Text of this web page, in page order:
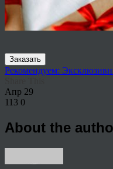
Заказать
Рекомендуем:
Апр 29
113 0
About the